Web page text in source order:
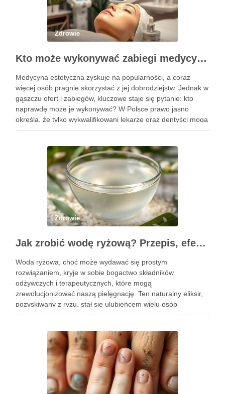
Zdrowie
Kto może wykonywać zabiegi medycyny estetycznej? Sprawdź uprawnienia
Medycyna estetyczna zyskuje na popularności, a coraz
więcej osób pragnie skorzystać z jej dobrodziejstw. Jednak w
gąszczu ofert i zabiegów, kluczowe staje się pytanie: kto
naprawdę może je wykonywać? W Polsce prawo jasno
określa, że tylko wykwalifikowani lekarze oraz dentyści mogą
przeprowadzać zabiegi medycyny estetycznej, co ma na celu
Zdrowie
Jak zrobić wodę ryżową? Przepis, efekty i zastosowanie w pielęgnacji
Woda ryżowa, choć może wydawać się prostym
rozwiązaniem, kryje w sobie bogactwo składników
odżywczych i terapeutycznych, które mogą
zrewolucjonizować naszą pielęgnację. Ten naturalny eliksir,
pozyskiwany z ryżu, stał się ulubieńcem wielu osób
dbających o zdrowie włosów oraz kondycję skóry. Dzięki
dostępna dla …